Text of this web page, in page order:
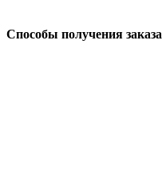
Способы получения заказа